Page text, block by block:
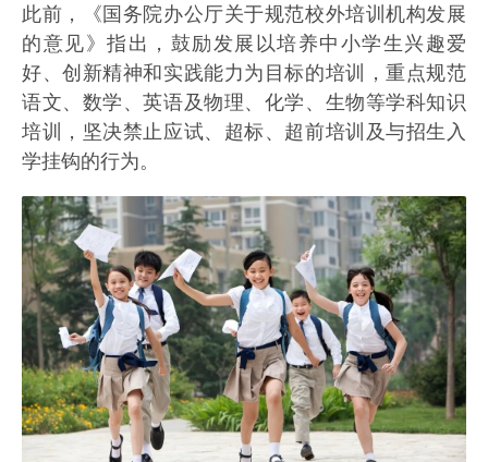
此前，《国务院办公厅关于规范校外培训机构发展
的意见》指出，鼓励发展以培养中小学生兴趣爱
好、创新精神和实践能力为目标的培训，重点规范
语文、数学、英语及物理、化学、生物等学科知识
培训，坚决禁止应试、超标、超前培训及与招生入
学挂钩的行为。